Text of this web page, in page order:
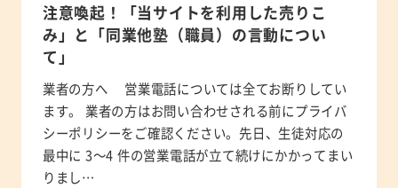
注意喚起！「当サイトを利用した売りこ
み」と「同業他塾（職員）の言動につい
て」
業者の方へ 営業電話については全てお断りしてい
ます。 業者の方はお問い合わせされる前にプライバ
シーポリシーをご確認ください。先日、生徒対応の
最中に 3～4 件の営業電話が立て続けにかかってまい
りまし…